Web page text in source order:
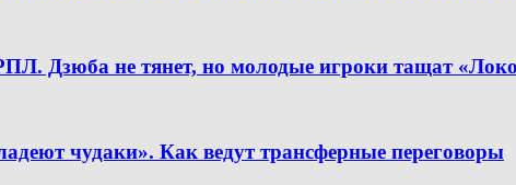
Дзюба не тянет, но молодые игроки тащат
чудаки». Как ведут трансферные переговоры